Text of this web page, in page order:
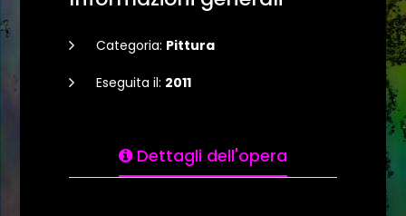
Categoria: Pittura
Eseguita il: 2011
Dettagli dell'opera